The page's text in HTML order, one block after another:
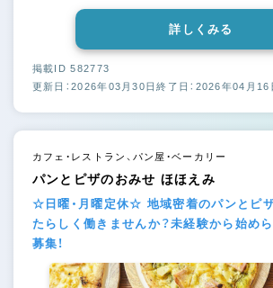
詳しくみる
掲載ID 582773
更新日：2026年03月30日終了日：2026年04月16
カフェ・レストラン、パン屋・ベーカリー
パンとピザのおみせ ほほえみ
☆日曜・月曜定休☆ 地域密着のパンとピ
たらしく働きませんか？未経験から始め
募集！